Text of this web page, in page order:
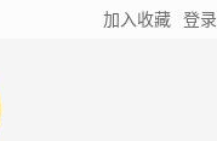
加入收藏 登录